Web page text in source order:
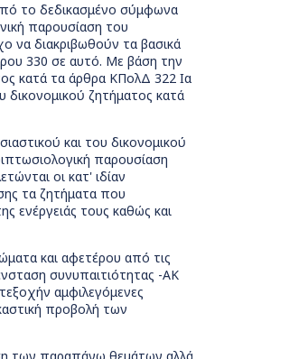
το δεδικασμένο σύμφωνα
παρουσίαση του
να διακριβωθούν τα βασικά
330 σε αυτό. Με βάση την
κατά τα άρθρα ΚΠολΔ 322 Ια
ζητήματος κατά
και του δικονομικού
παρουσίαση
οι κατ' ιδίαν
τα ζητήματα που
ενέργειάς τους καθώς και
και αφετέρου από τις
συνυπαιτιότητας -ΑΚ
αμφιλεγόμενες
προβολή των